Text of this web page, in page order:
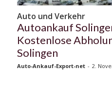
Auto und Verkehr
Autoankauf
Kostenlose
Solingen
Auto-Ankauf-Export-net - 2.